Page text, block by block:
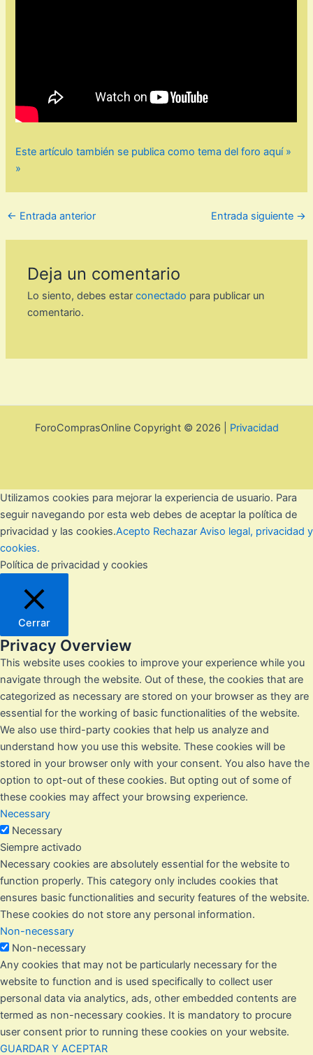
Este artículo también se publica como tema del foro aquí »
»
← Entrada anterior Entrada siguiente →
Deja un comentario
Lo siento, debes estarconectado para publicar un
comentario.
ForoComprasOnline Copyright © 2026 | Privacidad
Utilizamos cookies para mejorar la experiencia de usuario. Para
seguir navegando por esta web debes de aceptar la política de
privacidad y las cookies.Acepto Rechazar Aviso legal, privacidad y
cookies.
Política de privacidad y cookies
Cerrar
Privacy Overview
This website uses cookies to improve your experience while you
navigate through the website. Out of these, the cookies that are
categorized as necessary are stored on your browser as they are
essential for the working of basic functionalities of the website.
We also use third-party cookies that help us analyze and
understand how you use this website. These cookies will be
stored in your browser only with your consent. You also have the
option to opt-out of these cookies. But opting out of some of
these cookies may affect your browsing experience.
Necessary
Necessary
Siempre activado
Necessary cookies are absolutely essential for the website to
function properly. This category only includes cookies that
ensures basic functionalities and security features of the website.
These cookies do not store any personal information.
Non-necessary
Non-necessary
Any cookies that may not be particularly necessary for the
website to function and is used specifically to collect user
personal data via analytics, ads, other embedded contents are
termed as non-necessary cookies. It is mandatory to procure
user consent prior to running these cookies on your website.
GUARDAR Y ACEPTAR